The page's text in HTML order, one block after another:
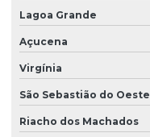
Lagoa Grande
Açucena
Virgínia
São Sebastião do Oeste
Riacho dos Machados